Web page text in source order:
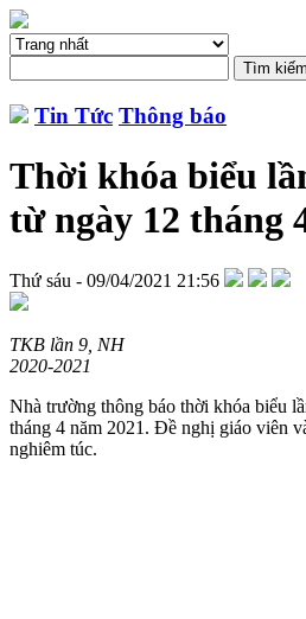
Tin Tức Thông báo
Thời khóa biểu
từ ngày 12 tháng
Thứ sáu - 09/04/2021 21:56
TKB lần 9, NH
2020-2021
Nhà trường thông báo thời khóa biểu
tháng 4 năm 2021. Đề nghị giáo viên
nghiêm túc.